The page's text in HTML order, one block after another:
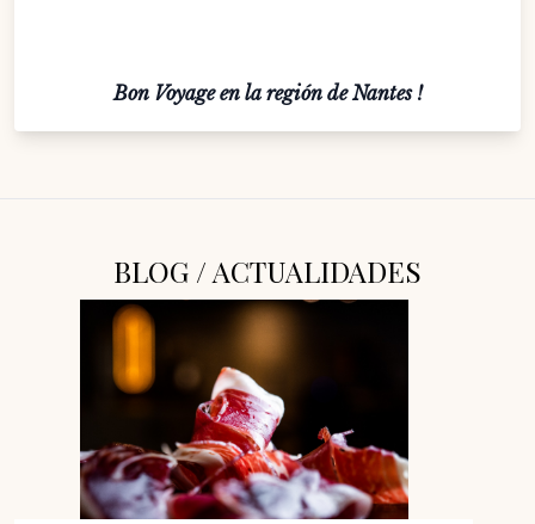
Bon Voyage en la región de Nantes !
BLOG / ACTUALIDADES